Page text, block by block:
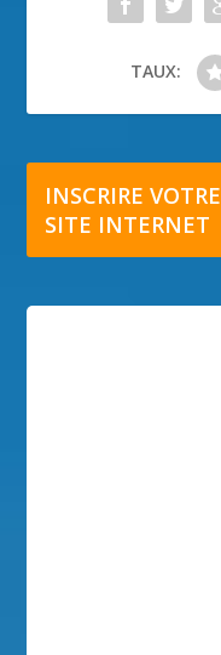
TAUX:
INSCRIRE VOTRE
SITE INTERNET